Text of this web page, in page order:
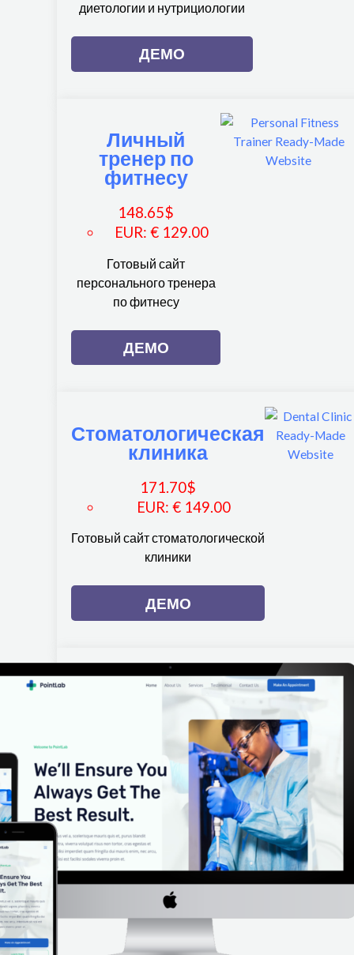
диетологии и нутрициологии
ДЕМО
Личный
тренер по
фитнесу
148.65$
EUR:€ 129.00
Готовый сайт
персонального тренера
по фитнесу
ДЕМО
Стоматологическая
клиника
171.70$
EUR:€ 149.00
Готовый сайт стоматологической
клиники
ДЕМО